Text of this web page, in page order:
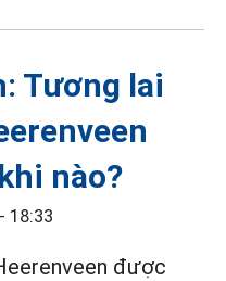
Tương lai
nào?
18:33
được